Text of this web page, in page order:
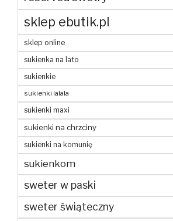
sklep ebutik.pl
sklep online
sukienka na lato
sukienkie
sukienki lalala
sukienki maxi
sukienki na chrzciny
sukienki na komunię
sukienkom
sweter w paski
sweter świąteczny